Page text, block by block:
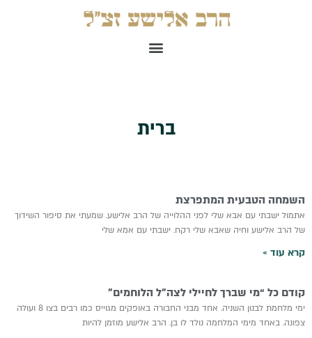
תפריט
ברית
השמחה הטבעית המתפרצת
אתמול ישבתי עם אבא שלי לפני ההלוייה של הרב אלישע. שמעתי את סיפור השידוך
של הרב אלישע וחיה שאבא שלי רקח. ישבתי עם אמא שלי
קרא עוד »
קודם כל “מי שברך לחיילי לצה”ל הלוחמים”
ימי מלחמת לבנון השניה. אחד מבני החבורה באופקים מגוייס כמו רבים בצו 8 ועולה
צפונה. באחד מימי המלחמה נולד לו בן. הרב אלישע מוזמן להיות